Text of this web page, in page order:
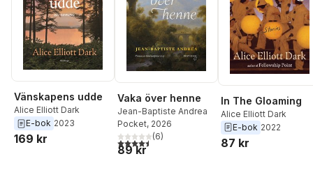
Vänskapens udde
Alice Elliott Dark
E-bok 2023
169 kr
Vaka över henne
Jean-Baptiste Andrea
Pocket, 2026
4,5utav 5 stjärnor. Totalt antal röster:
(6)
89 kr
In The Gloaming
Alice Elliott Dark
E-bok 2022
87 kr